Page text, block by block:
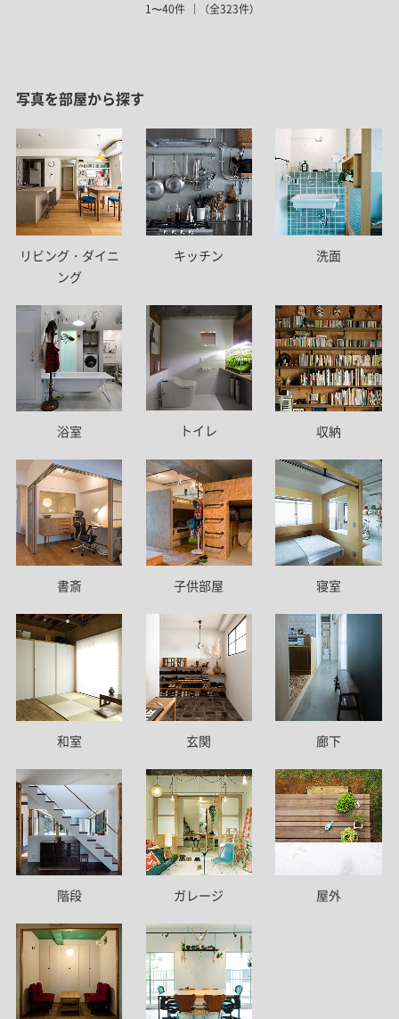
1〜40件 （全323件）
写真を部屋から探す
リビング・ダイニ
ング
キッチン 洗面
浴室 トイレ 収納
書斎 子供部屋 寝室
和室 玄関 廊下
階段 ガレージ 屋外